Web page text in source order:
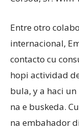
Entre otro
internacional,
contacto cu
hopi actividad
bula, y a haci
na e buskeda.
na embahador